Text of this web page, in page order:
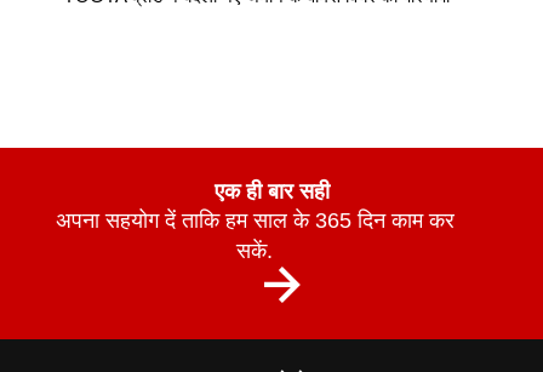
एक ही बार सही
अपना सहयोग दें ताकि हम साल के 365 दिन काम कर
सकें.